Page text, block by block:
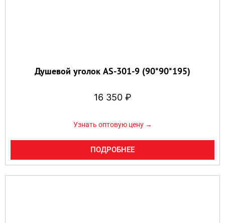
Душевой уголок AS-301-9 (90*90*195)
16 350 ₽
Узнать оптовую цену →
ПОДРОБНЕЕ